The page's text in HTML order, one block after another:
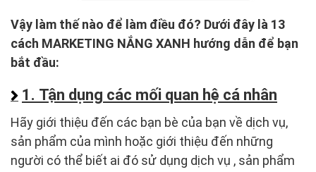
Vậy làm thế nào để làm điều đó? Dưới đây là 13
cách MARKETING NẮNG XANH hướng dẫn để bạn
bắt đầu:
1. Tận dụng các mối quan hệ cá nhân
Hãy giới thiệu đến các bạn bè của bạn về dịch vụ,
sản phẩm của mình hoặc giới thiệu đến những
người có thể biết ai đó sử dụng dịch vụ , sản phẩm